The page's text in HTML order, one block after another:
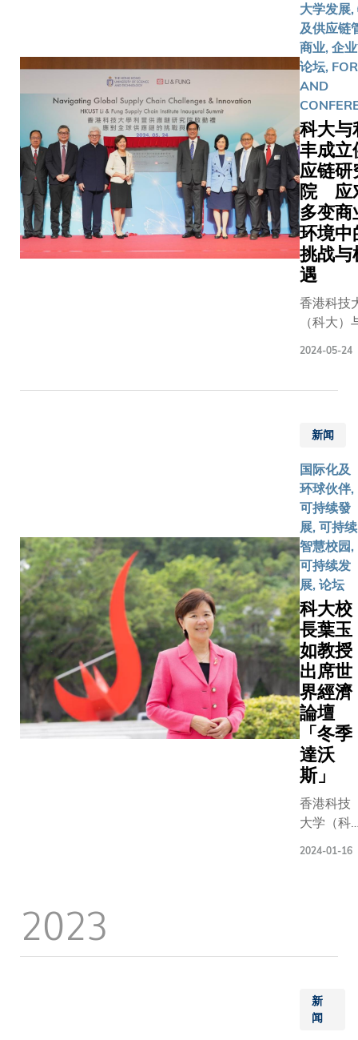
界专家探
讨区内家
族办公室
及供应链
管理领域
的发展，
以促进这
两个重要
行业的协
作新机
遇，加强
香港及狮
城两地的
合作。 论
坛吸引不
少新加坡
业界人士
互动平
者在论坛
上分享两
个行业的
发展经
验，同时
发掘合作
新机遇。
科大商学
院亦借此
活动加强
与当地校
友的联
系，构建
行业人脉
网络。 科
大商学院
署理院长
许佳龙教
授致辞时
地之间协
多。 透过
学院庞大
大学发展,
及供应链
商业, 企
论坛,
AND
科大与
丰成立
应链研
院 应
多变商
环境中
挑战与
遇
香港科技
（科大）
（研究院
供应链管
研究与创
业模式。 研究
院结合科
越研究实
利丰于供
管理方面
厚行业知
以于大湾
大中华区
洲以至全
行业发挥
力，并且
推展最新
预算案提
关香港迈
为跨国供
管理中心
景。研究
供应链领
展高级管
伴合办的
程，强化
2024-05-24
新闻
国际化及
环球伙伴,
可持续發
展, 可持续
智慧校园,
可持续发
展, 论坛
科大校
長葉玉
如教授
出席世
界經濟
論壇
「冬季
達沃
斯」
香港科技
大学（科
「冬季达
大学校
长，将于
2024-01-16
2023
新
闻